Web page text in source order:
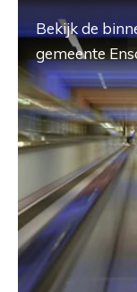
Bekijk de
gemeente